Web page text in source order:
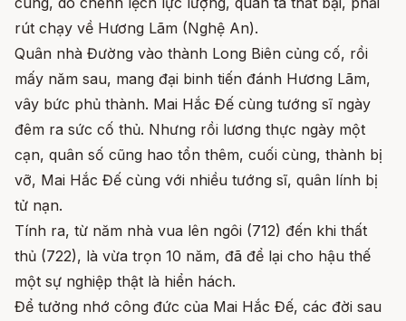
rút chạy về Hương Lãm (Nghệ An).
Quân nhà Đường vào thành Long Biên củng cố, rồi
mấy năm sau, mang đại binh tiến đánh Hương Lãm,
vây bức phủ thành. Mai Hắc Đế cùng tướng sĩ ngày
đêm ra sức cố thủ. Nhưng rồi lương thực ngày một
cạn, quân số cũng hao tổn thêm, cuối cùng, thành bị
vỡ, Mai Hắc Đế cùng với nhiều tướng sĩ, quân lính bị
tử nạn.
Tính ra, từ năm nhà vua lên ngôi (712) đến khi thất
thủ (722), là vừa trọn 10 năm, đã để lại cho hậu thế
một sự nghiệp thật là hiển hách.
Để tưởng nhớ công đức của Mai Hắc Đế, các đời sau